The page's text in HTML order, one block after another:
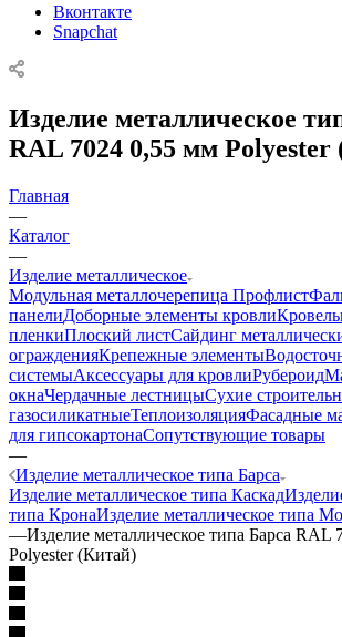
Вконтакте
Snapchat
Изделие металлическое
RAL 7024 0,55 мм Polyester
Главная
—
Каталог
—
Изделие металлическое
Модульная металлочерепица Профлист
панелиДоборные элементы кровли
пленкиПлоский листСайдинг
огражденияКрепежные элементы
системыАксессуары для кровлиРубероид
окнаЧердачные лестницыСухие
газосиликатныеТеплоизоляцияФасадные
для гипсокартонаСопутствующие товары
—
Изделие металлическое типа Барса
Изделие металлическое типа Каскад
типа КронаИзделие металлическое типа
—Изделие металлическое типа Барса RAL
Polyester (Китай)